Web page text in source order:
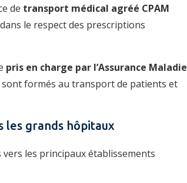
de transport médical agréé CPAM
le respect des prescriptions
pris en charge par l’Assurance Maladie
sont formés au transport de patients et
les grands hôpitaux
les principaux établissements